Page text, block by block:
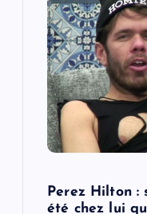
Perez Hilton
été chez lui